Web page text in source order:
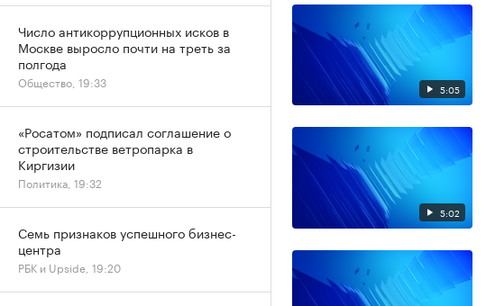
5:05
5:02
Число антикоррупционных исков в
Москве выросло почти на треть за
полгода
Общество, 19:33
«Росатом» подписал соглашение о
строительстве ветропарка в
Киргизии
Политика, 19:32
Семь признаков успешного бизнес-
центра
РБК и Upside, 19:20